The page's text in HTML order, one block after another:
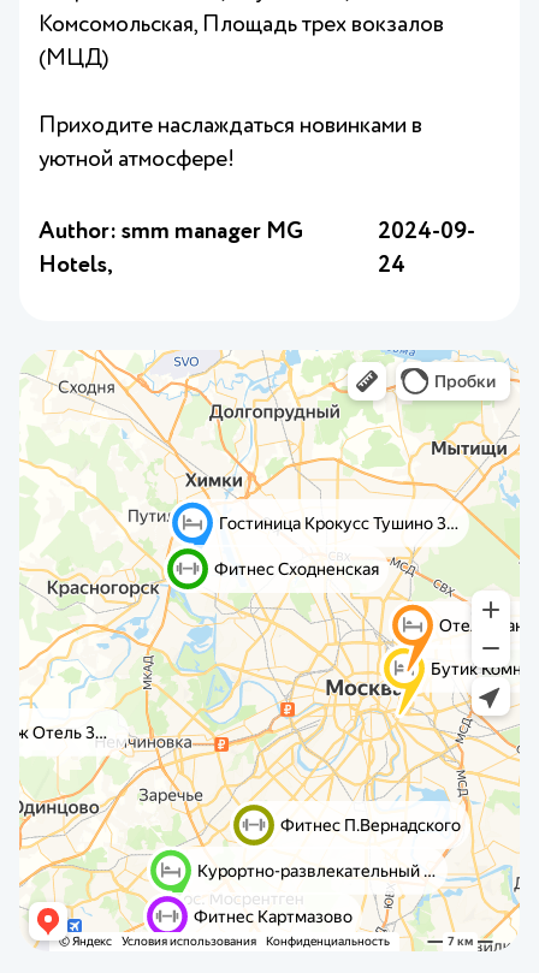
Комсомольская, Площадь трех вокзалов
(МЦД)
Приходите наслаждаться новинками в
уютной атмосфере!
Author: smm manager MG
Hotels,
2024-09-
24